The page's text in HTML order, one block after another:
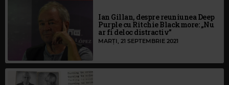
Ian Gillan, despre reuniunea Deep
Purple cu Ritchie Blackmore: „Nu
ar fi deloc distractiv”
MARȚI, 21 SEPTEMBRIE 2021